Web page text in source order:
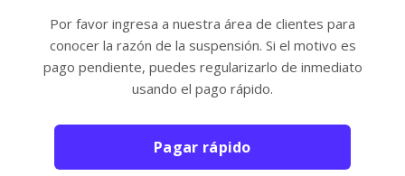
Por favor ingresa a nuestra área de clientes para
conocer la razón de la suspensión. Si el motivo es
pago pendiente, puedes regularizarlo de inmediato
usando el pago rápido.
Pagar rápido